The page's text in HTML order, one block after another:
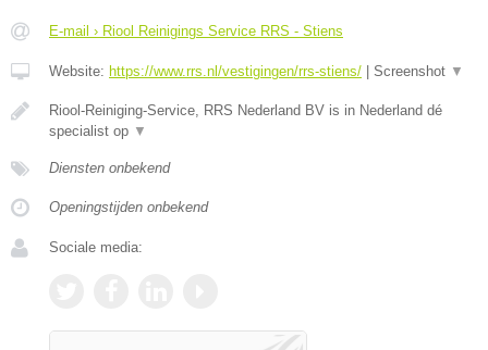
E-mail › Riool Reinigings Service RRS - Stiens
Website: https://www.rrs.nl/vestigingen/rrs-stiens/ Screenshot ▼
Riool-Reiniging-Service, RRS Nederland BV is in Nederland dé
specialist op ▼
Diensten onbekend
Openingstijden onbekend
Sociale media: